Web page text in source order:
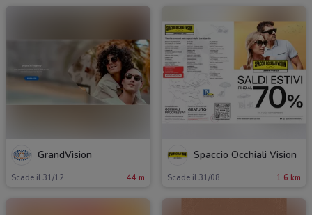
GrandVision
Scade il 31/12 44 m
Spaccio Occhiali Vision
Scade il 31/08 1.6 km